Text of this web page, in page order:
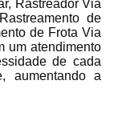
Frota de Empresas
Gerenciamento
de Frota
de Frota para
Rastreador Via
de
de Frota Via
um atendimento
de cada
aumentando a